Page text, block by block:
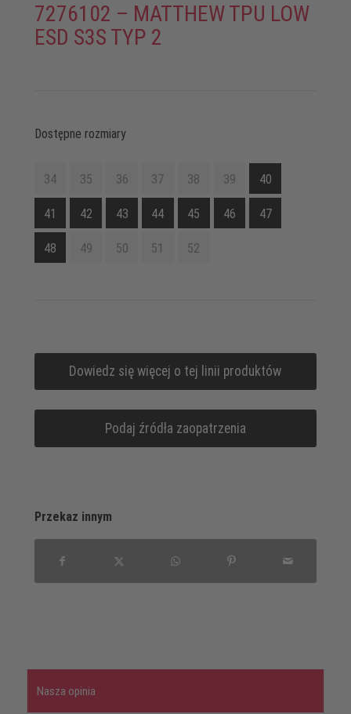
7276102 – MATTHEW TPU LOW
ESD S3S TYP 2
Dostępne rozmiary
34 35 36 37 38 39 40
41 42 43 44 45 46 47
48 49 50 51 52
Dowiedz się więcej o tej linii produktów
Podaj źródła zaopatrzenia
Przekaz innym
Nasza opinia